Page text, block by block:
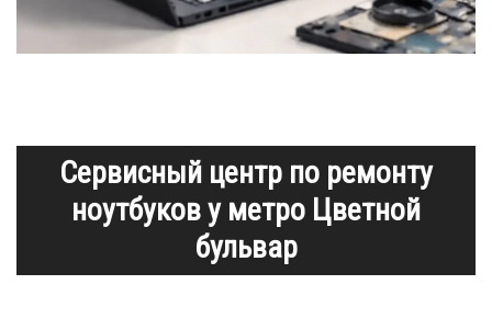
Сервисный центр по ремонту
ноутбуков у метро Цветной
бульвар